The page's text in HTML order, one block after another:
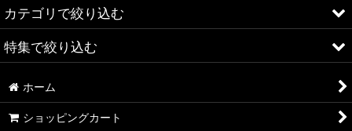
カテゴリで絞り込む
車高調
ショップオリジナル車高調
アーム
特集で絞り込む
ALFA ROMEO > 156
ALFA ROMEO > 147
ホーム
ショッピングカート